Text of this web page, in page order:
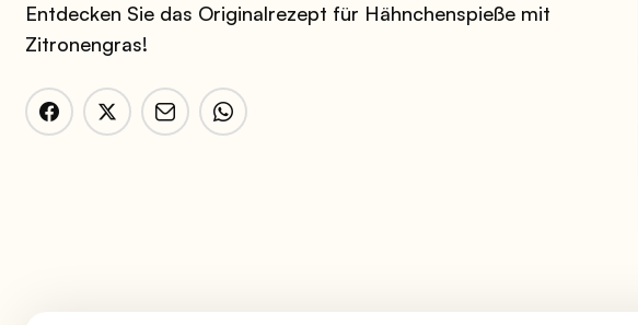
Entdecken Sie das Originalrezept für Hähnchenspieße mit
Zitronengras!